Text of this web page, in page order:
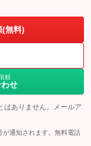
(無料)
頼
せ
はありません。メールア
通知されます。無料電話